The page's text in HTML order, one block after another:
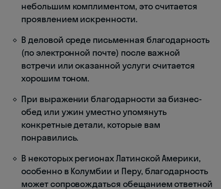
небольшим комплиментом, это считается
проявлением искренности.
В деловой среде письменная благодарность
(по электронной почте) после важной
встречи или оказанной услуги считается
хорошим тоном.
При выражении благодарности за бизнес-
обед или ужин уместно упомянуть
конкретные детали, которые вам
понравились.
В некоторых регионах Латинской Америки,
особенно в Колумбии и Перу, благодарность
может сопровождаться обещанием ответной